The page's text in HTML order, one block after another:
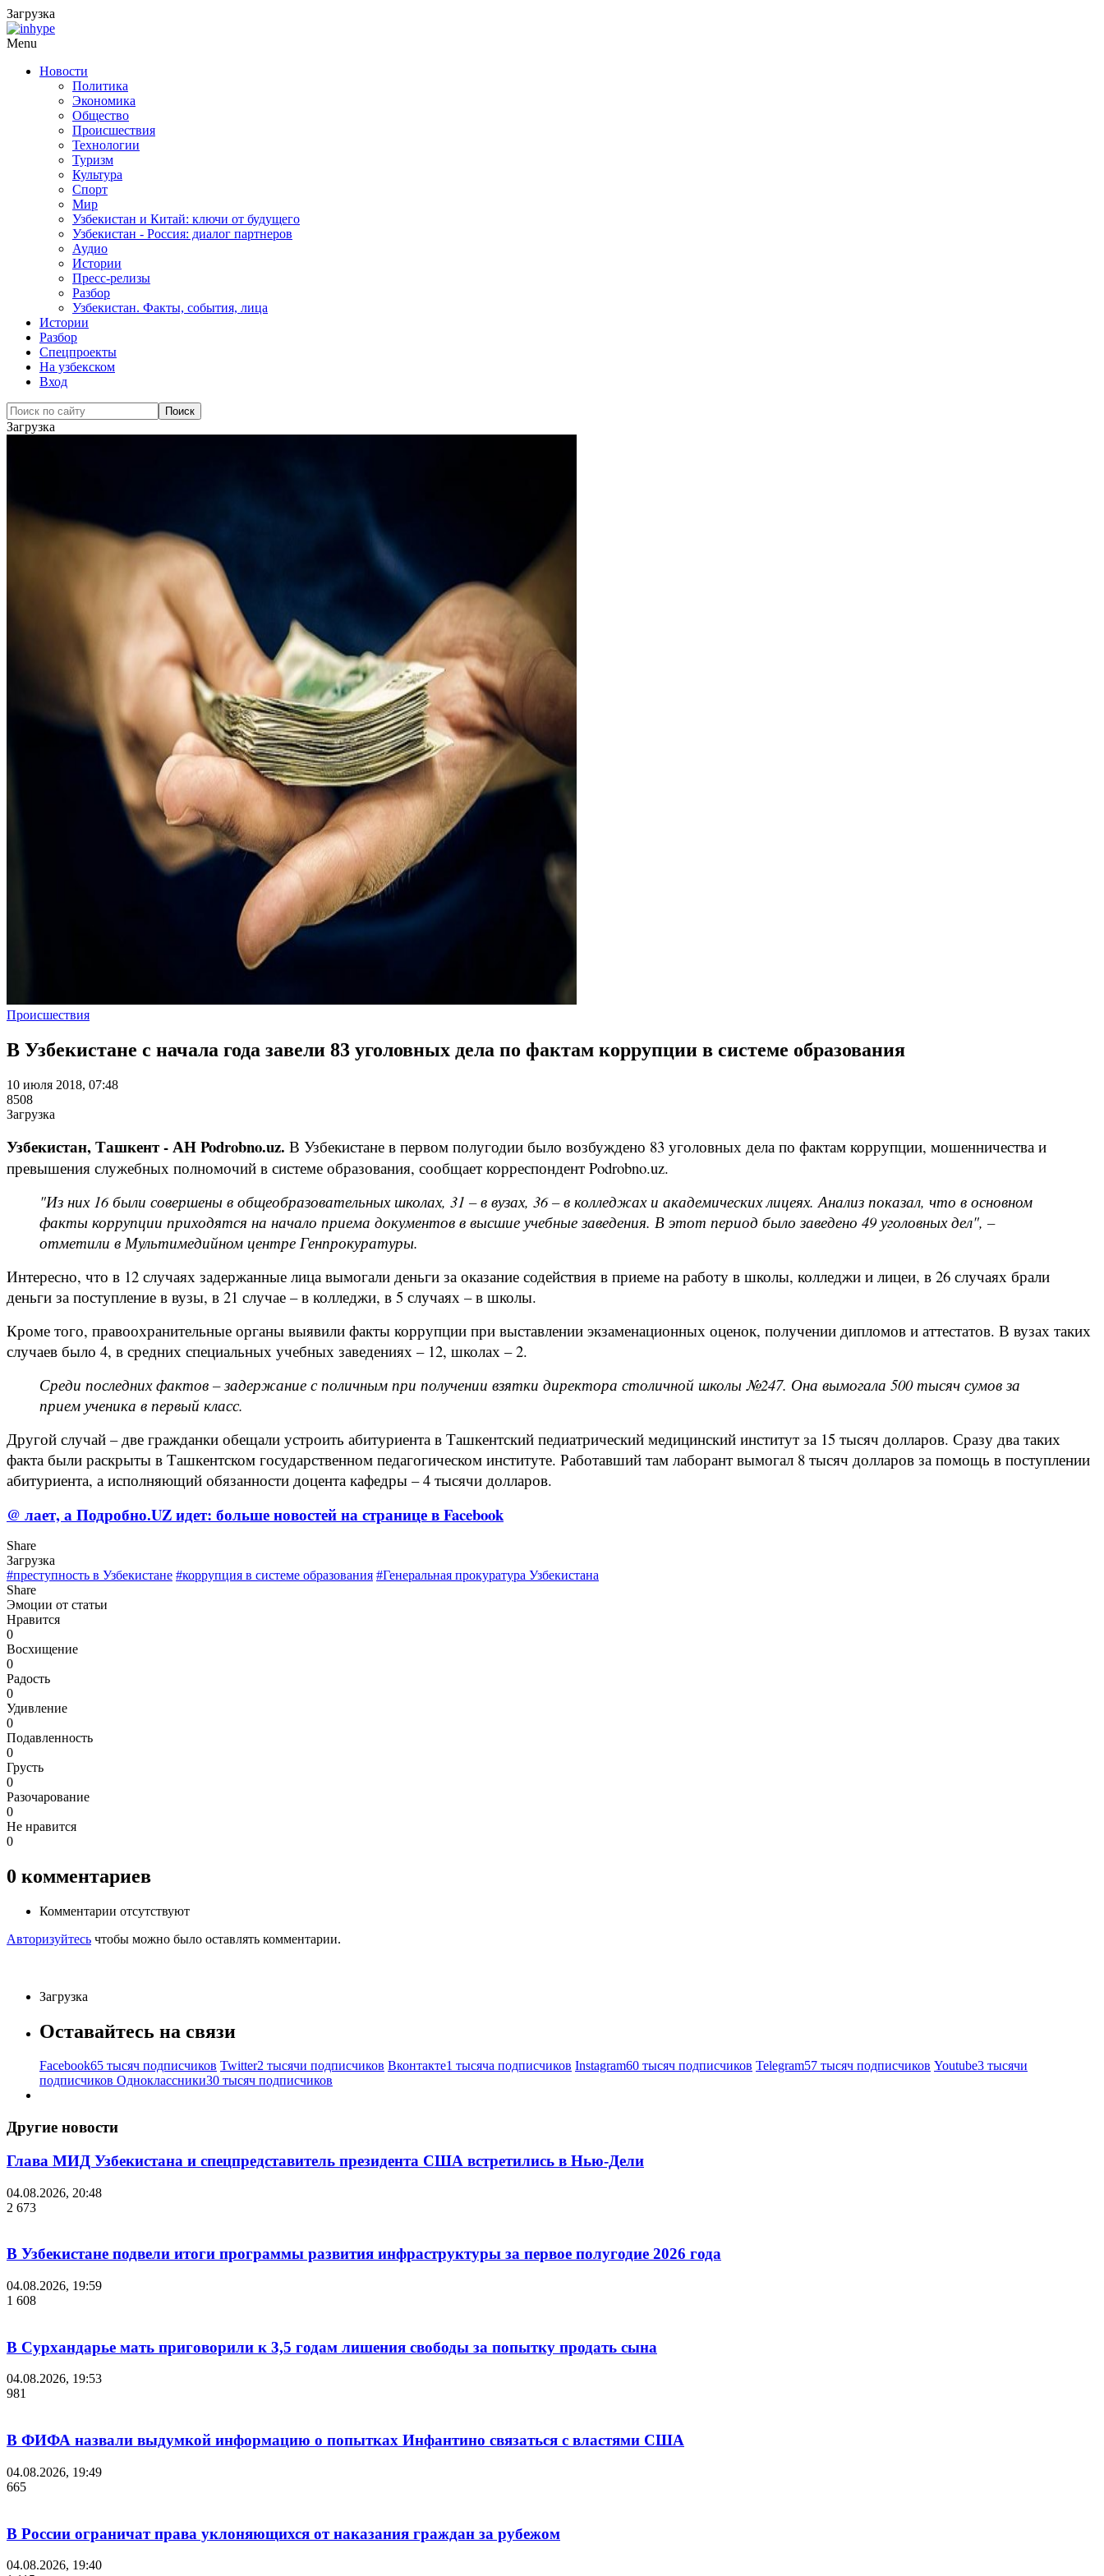
Загрузка
Menu
Новости
Политика
Экономика
Общество
Происшествия
Технологии
Туризм
Культура
Спорт
Мир
Узбекистан и Китай: ключи от будущего
Узбекистан - Россия: диалог партнеров
Аудио
Истории
Пресс-релизы
Разбор
Узбекистан. Факты, события, лица
Истории
Разбор
Спецпроекты
На узбекском
Вход
Загрузка
Происшествия
В Узбекистане с начала года завели 83 уголовных дела по фактам коррупции в системе образования
10 июля 2018, 07:48
8508
Загрузка
Узбекистан, Ташкент - АН Podrobno.uz. В Узбекистане в первом полугодии было возбуждено 83 уголовных дела по фактам коррупции, мошенничества и
превышения служебных полномочий в системе образования, сообщает корреспондент Podrobno.uz.
"Из них 16 были совершены в общеобразовательных школах, 31 – в вузах, 36 – в колледжах и академических лицеях. Анализ показал, что в основном
факты коррупции приходятся на начало приема документов в высшие учебные заведения. В этот период было заведено 49 уголовных дел", –
отметили в Мультимедийном центре Генпрокуратуры.
Интересно, что в 12 случаях задержанные лица вымогали деньги за оказание содействия в приеме на работу в школы, колледжи и лицеи, в 26 случаях брали
деньги за поступление в вузы, в 21 случае – в колледжи, в 5 случаях – в школы.
Кроме того, правоохранительные органы выявили факты коррупции при выставлении экзаменационных оценок, получении дипломов и аттестатов. В вузах таких
случаев было 4, в средних специальных учебных заведениях – 12, школах – 2.
Среди последних фактов – задержание с поличным при получении взятки директора столичной школы №247. Она вымогала 500 тысяч сумов за
прием ученика в первый класс.
Другой случай – две гражданки обещали устроить абитуриента в Ташкентский педиатрический медицинский институт за 15 тысяч долларов. Сразу два таких
факта были раскрыты в Ташкентском государственном педагогическом институте. Работавший там лаборант вымогал 8 тысяч долларов за помощь в поступлении
абитуриента, а исполняющий обязанности доцента кафедры – 4 тысячи долларов.
@ лает, а Подробно.UZ идет: больше новостей на странице в Facebook
Share
Загрузка
#преступность в Узбекистане #коррупция в системе образования #Генеральная прокуратура Узбекистана
Share
Эмоции от статьи
Нравится
0
Восхищение
0
Радость
0
Удивление
0
Подавленность
0
Грусть
0
Разочарование
0
Не нравится
0
0 комментариев
Комментарии отсутствуют
Авторизуйтесь чтобы можно было оставлять комментарии.
Загрузка
Оставайтесь на связи
Facebook65 тысяч подписчиков Twitter2 тысячи подписчиков Вконтакте1 тысяча подписчиков Instagram60 тысяч подписчиков Telegram57 тысяч подписчиков Youtube3 тысячи
подписчиков Одноклассники30 тысяч подписчиков
Другие новости
Глава МИД Узбекистана и спецпредставитель президента США встретились в Нью-Дели
04.08.2026, 20:48
2 673
В Узбекистане подвели итоги программы развития инфраструктуры за первое полугодие 2026 года
04.08.2026, 19:59
1 608
В Сурхандарье мать приговорили к 3,5 годам лишения свободы за попытку продать сына
04.08.2026, 19:53
981
В ФИФА назвали выдумкой информацию о попытках Инфантино связаться с властями США
04.08.2026, 19:49
665
В России ограничат права уклоняющихся от наказания граждан за рубежом
04.08.2026, 19:40